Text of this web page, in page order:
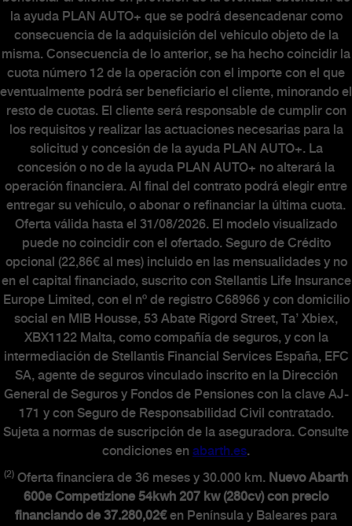
la ayuda PLAN AUTO+ que se podrá desencadenar como
consecuencia de la adquisición del vehículo objeto de la
misma. Consecuencia de lo anterior, se ha hecho coincidir la
cuota número 12 de la operación con el importe con el que
eventualmente podrá ser beneficiario el cliente, minorando el
resto de cuotas. El cliente será responsable de cumplir con
los requisitos y realizar las actuaciones necesarias para la
solicitud y concesión de la ayuda PLAN AUTO+. La
concesión o no de la ayuda PLAN AUTO+ no alterará la
operación financiera. Al final del contrato podrá elegir entre
entregar su vehículo, o abonar o refinanciar la última cuota.
Oferta válida hasta el 31/08/2026. El modelo visualizado
puede no coincidir con el ofertado. Seguro de Crédito
opcional (22,86€ al mes) incluido en las mensualidades y no
en el capital financiado, suscrito con Stellantis Life Insurance
Europe Limited, con el nº de registro C68966 y con domicilio
social en MIB Housse, 53 Abate Rigord Street, Ta’ Xbiex,
XBX1122 Malta, como compañía de seguros, y con la
intermediación de Stellantis Financial Services España, EFC
SA, agente de seguros vinculado inscrito en la Dirección
General de Seguros y Fondos de Pensiones con la clave AJ-
171 y con Seguro de Responsabilidad Civil contratado.
Sujeta a normas de suscripción de la aseguradora. Consulte
condiciones en abarth.es.
(2) Oferta financiera de 36 meses y 30.000 km. Nuevo Abarth
600e Competizione 54kwh 207 kw (280cv) con precio
financiando de 37.280,02€en Península y Baleares para